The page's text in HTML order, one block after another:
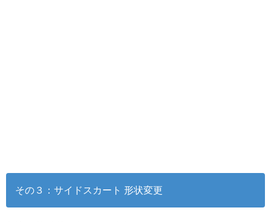
その３：サイドスカート 形状変更